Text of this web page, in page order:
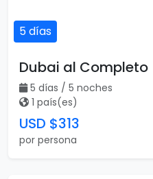
5 días
Dubai al Completo
5 días / 5 noches
1 país(es)
USD $313
por persona